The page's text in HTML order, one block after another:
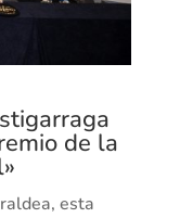
de la
esta